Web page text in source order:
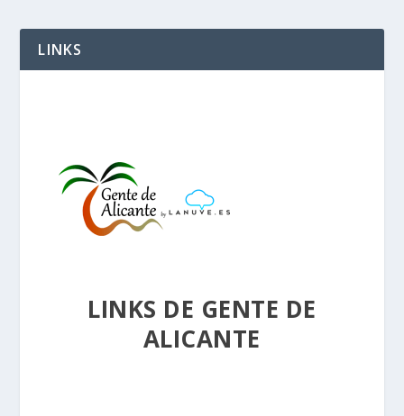
LINKS
LINKS DE GENTE DE
ALICANTE